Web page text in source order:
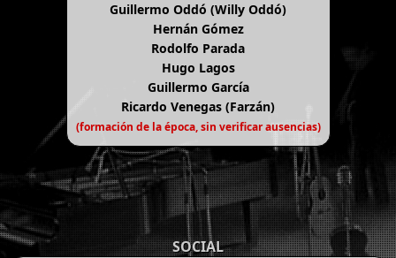
Guillermo Oddó (Willy Oddó)
Hernán Gómez
Rodolfo Parada
Hugo Lagos
Guillermo García
Ricardo Venegas (Farzán)
(formación de la época, sin verificar ausencias)
SOCIAL